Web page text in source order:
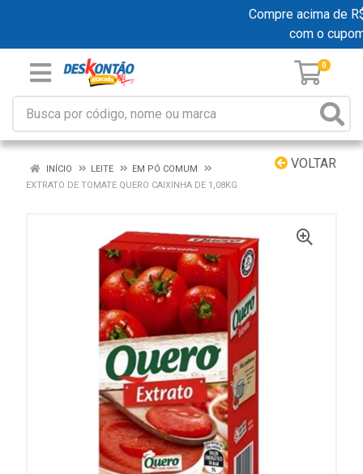
Compre acima de
com o
0
VOLTAR
INÍCIO LEITE
EM PÓ COMUM
EXTRATO DE TOMATE QUERO CAIXINHA DE 1,08KG